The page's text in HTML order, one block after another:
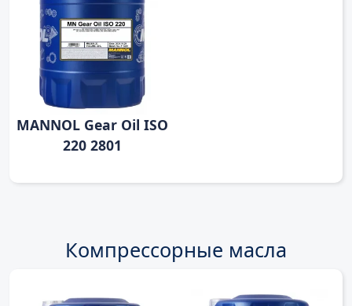
MANNOL Gear Oil ISO
220 2801
Компрессорные масла